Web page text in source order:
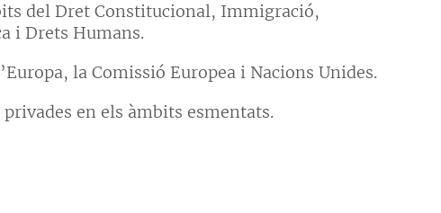
del Dret Constitucional, Immigració,
i Drets Humans.
la Comissió Europea i Nacions Unides.
en els àmbits esmentats.